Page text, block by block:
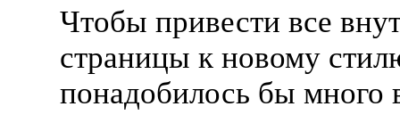
Чтобы привести все
страницы к новому
понадобилось бы много